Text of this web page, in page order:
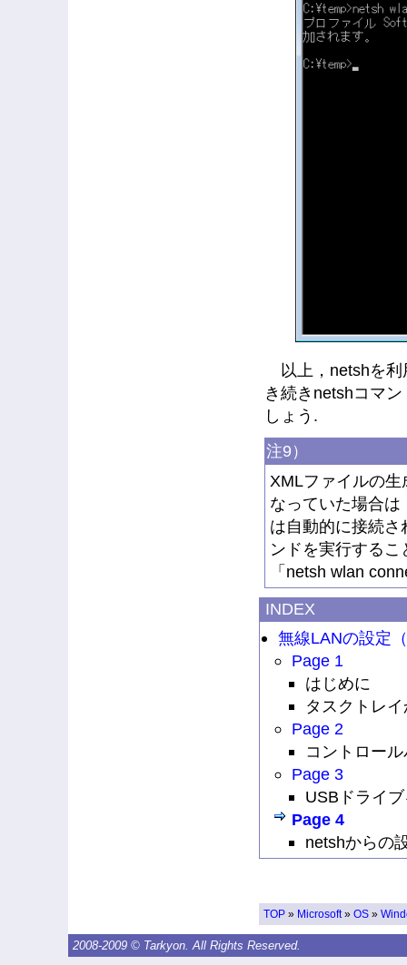
以上，netshを利
き続きnetshコマ
しょう.
注9）
XMLファイルの
なっていた場合
は自動的に接続
ンドを実行する
「netsh wlan
INDEX
無線LANの設定
Page 1
はじめに
タスクトレ
Page 2
コントロー
Page 3
USBドライ
Page 4
netshからの
TOP » Microsoft» OS »
2008-2009 © Tarkyon. All Rights Reserved.